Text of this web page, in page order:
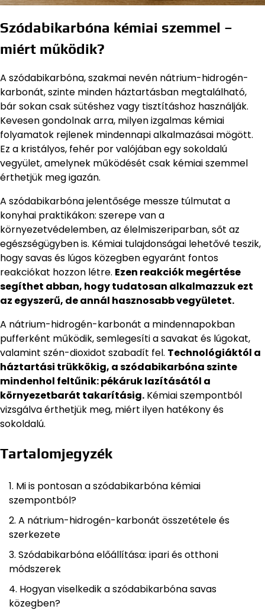
Szódabikarbóna kémiai szemmel –
miért működik?
A szódabikarbóna, szakmai nevén nátrium-hidrogén-
karbonát, szinte minden háztartásban megtalálható,
bár sokan csak sütéshez vagy tisztításhoz használják.
Kevesen gondolnak arra, milyen izgalmas kémiai
folyamatok rejlenek mindennapi alkalmazásai mögött.
Ez a kristályos, fehér por valójában egy sokoldalú
vegyület, amelynek működését csak kémiai szemmel
érthetjük meg igazán.
A szódabikarbóna jelentősége messze túlmutat a
konyhai praktikákon: szerepe van a
környezetvédelemben, az élelmiszeriparban, sőt az
egészségügyben is. Kémiai tulajdonságai lehetővé teszik,
hogy savas és lúgos közegben egyaránt fontos
reakciókat hozzon létre. Ezen reakciók megértése
segíthet abban, hogy tudatosan alkalmazzuk ezt
az egyszerű, de annál hasznosabb vegyületet.
A nátrium-hidrogén-karbonát a mindennapokban
pufferként működik, semlegesíti a savakat és lúgokat,
valamint szén-dioxidot szabadít fel. Technológiáktól a
háztartási trükkökig, a szódabikarbóna szinte
mindenhol feltűnik: pékáruk lazításától a
környezetbarát takarításig. Kémiai szempontból
vizsgálva érthetjük meg, miért ilyen hatékony és
sokoldalú.
Tartalomjegyzék
Mi is pontosan a szódabikarbóna kémiai
szempontból?
A nátrium-hidrogén-karbonát összetétele és
szerkezete
Szódabikarbóna előállítása: ipari és otthoni
módszerek
Hogyan viselkedik a szódabikarbóna savas
közegben?